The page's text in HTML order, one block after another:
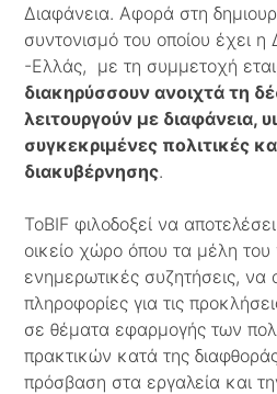
Διαφάνεια. Αφορά στη
συντονισμό του οποίου έχει η
-Ελλάς, με τη συμμετοχή
διακηρύσσουν ανοιχτά τη
λειτουργούν με διαφάνεια,
συγκεκριμένες πολιτικές
διακυβέρνησης.
ToBIF φιλοδοξεί να
οικείο χώρο όπου τα μέλη
ενημερωτικές συζητήσεις,
πληροφορίες για τις
σε θέματα εφαρμογής των
πρακτικών κατά της
πρόσβαση στα εργαλεία και